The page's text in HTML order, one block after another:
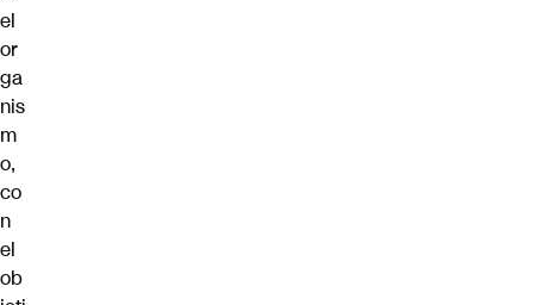
el
or
ga
nis
m
o,
co
n
el
ob